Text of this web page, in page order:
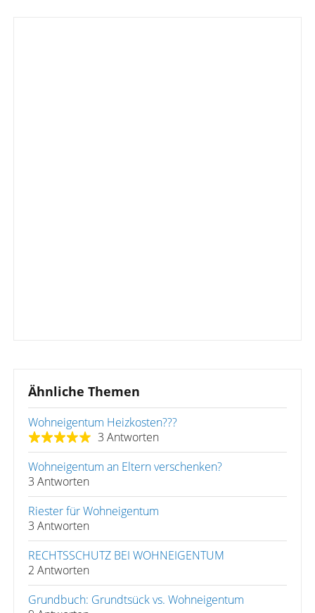
Ähnliche Themen
Wohneigentum Heizkosten???
3 Antworten
Wohneigentum an Eltern verschenken?
3 Antworten
Riester für Wohneigentum
3 Antworten
RECHTSSCHUTZ BEI WOHNEIGENTUM
2 Antworten
Grundbuch: Grundtsück vs. Wohneigentum